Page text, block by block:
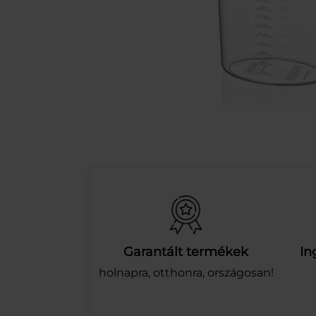
Garantált termékek
holnapra, otthonra, országosan!